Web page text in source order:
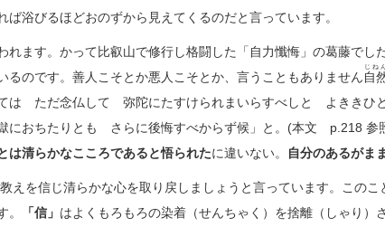
浴びるほどおのずから見えてくるのだと言っています。
ます。かって比叡山で修行し格闘した「自力懺悔」の葛藤で
のです。善人こそとか悪人こそとか、言うこともありません自
じねん
は ただ念仏して 弥陀にたすけられまいらすべしと よききひ
におちたりとも さらに後悔すべからず候」と。(本文 p.218 参
は清らかなこころであると悟られたに違いない。 自分のあるがま
えを信じ清らかな心を取り戻しましょうと言っています。この
。 「信」 はよくもろもろの染着（せんちゃく）を捨離（しゃり）